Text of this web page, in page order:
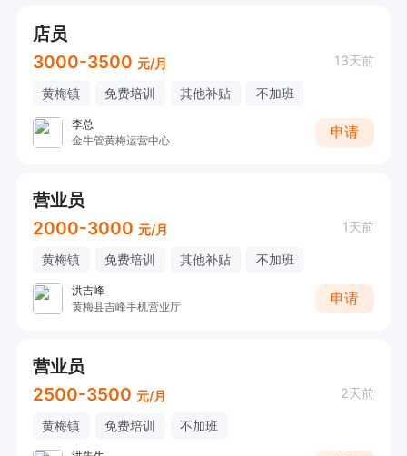
店员
3000-3500 元/月 13天前
黄梅镇 免费培训 其他补贴 不加班
李总
金牛管黄梅运营中心
申请
营业员
2000-3000 元/月 1天前
黄梅镇 免费培训 其他补贴 不加班
洪吉峰
黄梅县吉峰手机营业厅
申请
营业员
2500-3500 元/月 2天前
黄梅镇 免费培训 不加班